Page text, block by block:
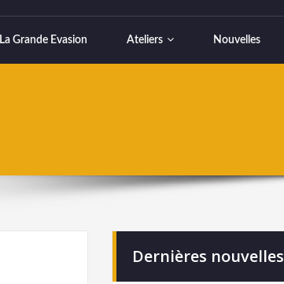
La Grande Evasion Ateliers Nouvelles
Dernières nouvelles